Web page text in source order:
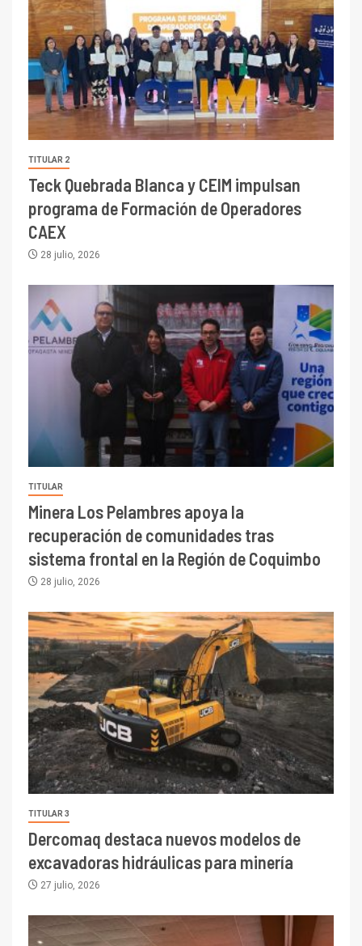
TITULAR 2
Teck Quebrada Blanca y CEIM impulsan
programa de Formación de Operadores
CAEX
28 julio, 2026
TITULAR
Minera Los Pelambres apoya la
recuperación de comunidades tras
sistema frontal en la Región de Coquimbo
28 julio, 2026
TITULAR 3
Dercomaq destaca nuevos modelos de
excavadoras hidráulicas para minería
27 julio, 2026